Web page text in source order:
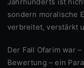
sondern moralische
verbreitet, verstärkt
Der Fall Ofarim war – unabhängig von jeder juristischen
Bewertung – ein